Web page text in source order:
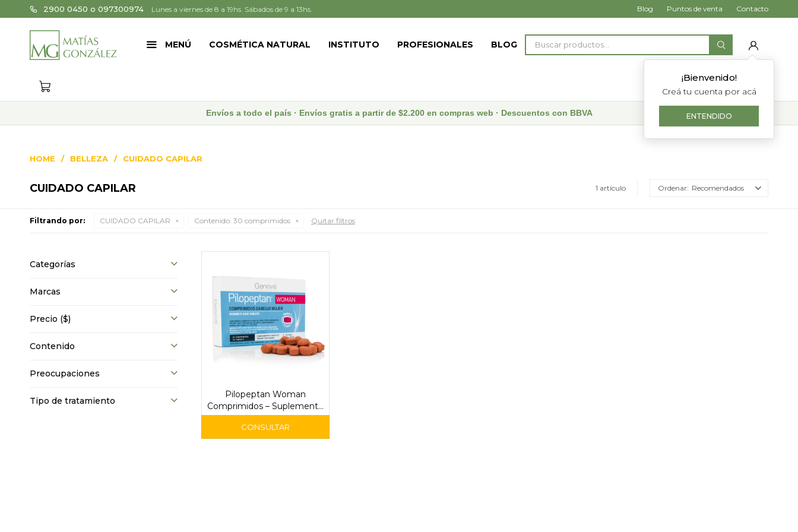
MENÚ COSMÉTICA NATURAL INSTITUTO PROFESIONALES BLOG
¡Bienvenido!
Creá tu cuenta por acá
ENTENDIDO
2900 0450 o 097300974 Lunes a viernes de 8 a 19hs. Sábados de 9 a 13hs. Blog Puntos de venta Contacto
Envíos a todo el país · Envíos gratis a partir de $2.200 en compras web · Descuentos con BBVA
HOME BELLEZA CUIDADO CAPILAR
CUIDADO CAPILAR 1 artículo Recomendados
Filtrando por: CUIDADO CAPILAR Contenido: 30 comprimidos Quitar filtros
Pilopeptan Woman
Comprimidos – Suplemento
Anticaída Capilar
Categorías
Marcas
Precio ($)
Contenido
Preocupaciones
Tipo de tratamiento